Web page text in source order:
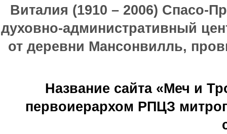
Виталия (1910 – 2006) Спасо-
духовно-административный
от деревни Мансонвилль,
Название сайта «Меч и
первоиерархом РПЦЗ